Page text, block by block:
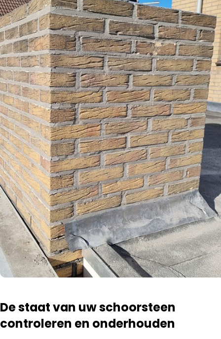
De staat van uw schoorsteen
controleren en onderhouden